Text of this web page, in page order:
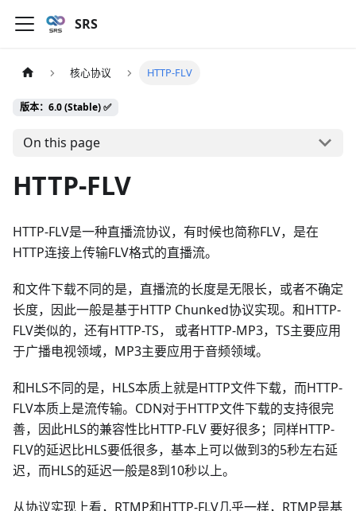
SRS
核心协议 HTTP-FLV
版本：6.0 (Stable) ✅
On this page
HTTP-FLV
HTTP-FLV是一种直播流协议，有时候也简称FLV，是在
HTTP连接上传输FLV格式的直播流。
和文件下载不同的是，直播流的长度是无限长，或者不确定
长度，因此一般是基于HTTP Chunked协议实现。和HTTP-
FLV类似的，还有HTTP-TS， 或者HTTP-MP3，TS主要应用
于广播电视领域，MP3主要应用于音频领域。
和HLS不同的是，HLS本质上就是HTTP文件下载，而HTTP-
FLV本质上是流传输。CDN对于HTTP文件下载的支持很完
善，因此HLS的兼容性比HTTP-FLV 要好很多；同样HTTP-
FLV的延迟比HLS要低很多，基本上可以做到3的5秒左右延
迟，而HLS的延迟一般是8到10秒以上。
从协议实现上看，RTMP和HTTP-FLV几乎一样，RTMP是基